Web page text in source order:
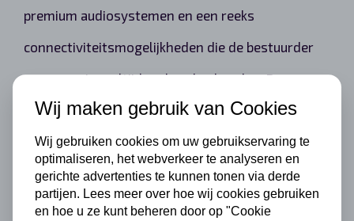
premium audiosystemen en een reeks
connectiviteitsmogelijkheden die de bestuurder
en passagiers altijd verbonden houden. De
integratie van deze technologieën maakt de
Ssangyong-modellen niet alleen
gebruiksvriendelijker, maar verhoogt ook de
algehele veiligheid en comfort.
Wij maken gebruik van Cookies
Wij gebruiken cookies om uw gebruikservaring te
optimaliseren, het webverkeer te analyseren en
gerichte advertenties te kunnen tonen via derde
partijen. Lees meer over hoe wij cookies gebruiken
en hoe u ze kunt beheren door op "Cookie